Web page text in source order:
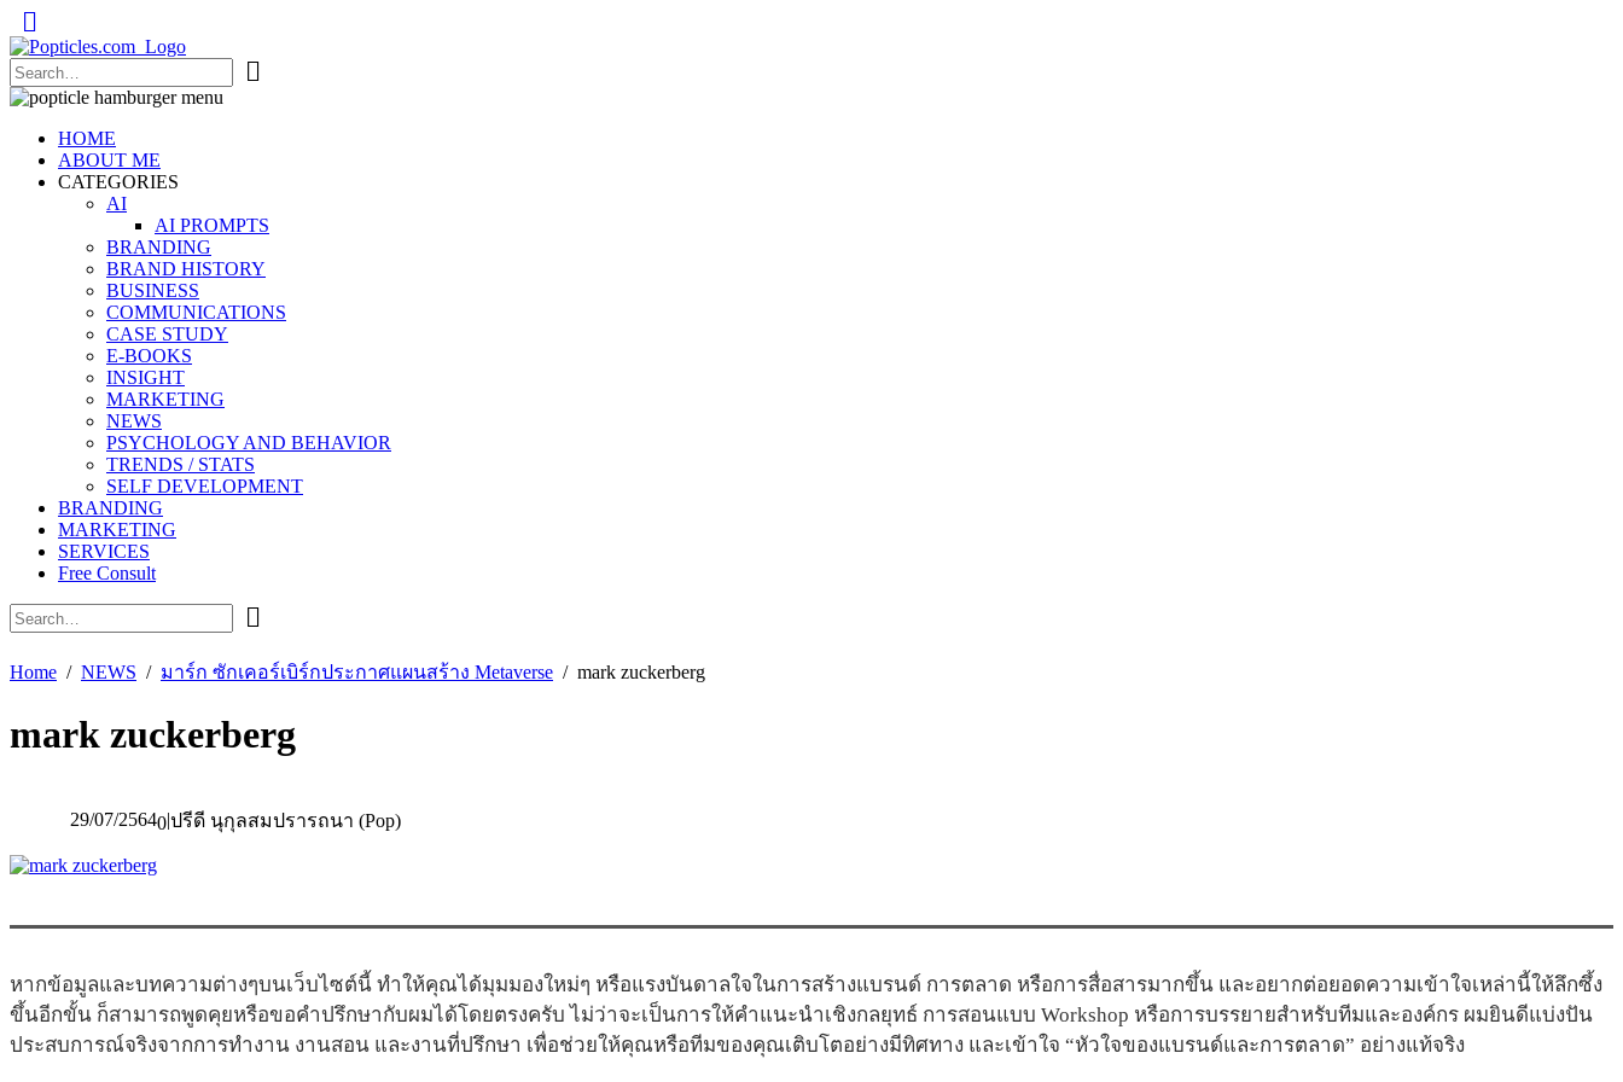
Popticles.com
HOME
ABOUT ME
CATEGORIES
AI
AI PROMPTS
BRANDING
BRAND HISTORY
BUSINESS
COMMUNICATIONS
CASE STUDY
E-BOOKS
INSIGHT
MARKETING
NEWS
PSYCHOLOGY AND BEHAVIOR
TRENDS / STATS
SELF DEVELOPMENT
BRANDING
MARKETING
SERVICES
Free Consult
Home NEWS มาร์ก ซักเคอร์เบิร์กประกาศแผนสร้าง Metaverse mark zuckerberg
mark zuckerberg
29/07/25640|ปรีดี นุกุลสมปรารถนา (Pop)
หากข้อมูลและบทความต่างๆบนเว็บไซต์นี้ ทำให้คุณได้มุมมองใหม่ๆ หรือแรงบันดาลใจในการสร้างแบรนด์ การตลาด หรือการสื่อสารมากขึ้น และอยากต่อยอดความเข้าใจเหล่านี้ให้ลึกซึ้ง
ขึ้นอีกขั้น ก็สามารถพูดคุยหรือขอคำปรึกษากับผมได้โดยตรงครับ ไม่ว่าจะเป็นการให้คำแนะนำเชิงกลยุทธ์ การสอนแบบ Workshop หรือการบรรยายสำหรับทีมและองค์กร ผมยินดีแบ่งปัน
ประสบการณ์จริงจากการทำงาน งานสอน และงานที่ปรึกษา เพื่อช่วยให้คุณหรือทีมของคุณเติบโตอย่างมีทิศทาง และเข้าใจ “หัวใจของแบรนด์และการตลาด” อย่างแท้จริง